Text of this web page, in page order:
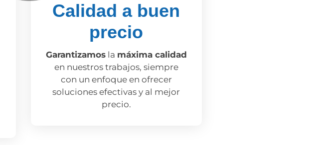
Calidad a buen
precio
Garantizamosla máxima calidad
en nuestros trabajos, siempre
con un enfoque en ofrecer
soluciones efectivas y al mejor
precio.